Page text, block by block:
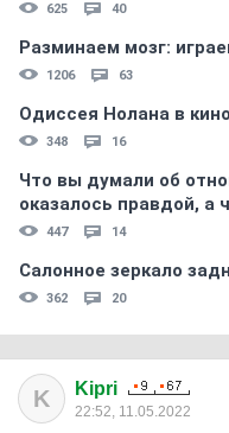
625 40
Разминаем мозг:
1206 63
Одиссея Нолана в
348 16
Что вы думали об
оказалось правдой, а
447 14
Салонное зеркало
362 20
K Kipri
22:52, 11.05.2022